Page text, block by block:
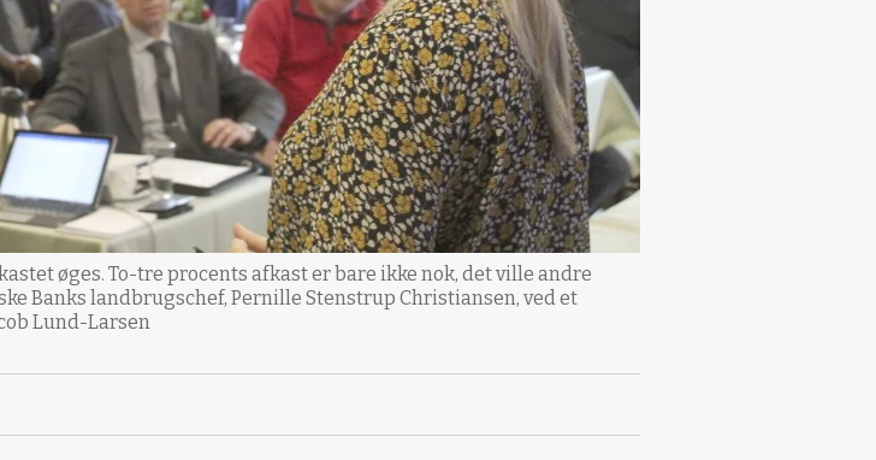
øges. To-tre procents afkast er bare ikke nok, det ville andre
Banks landbrugschef, Pernille Stenstrup Christiansen, ved et
Lund-Larsen